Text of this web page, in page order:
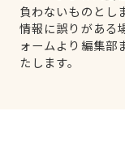
負わないものとし
情報に誤りがある
ォームより編集部
たします。